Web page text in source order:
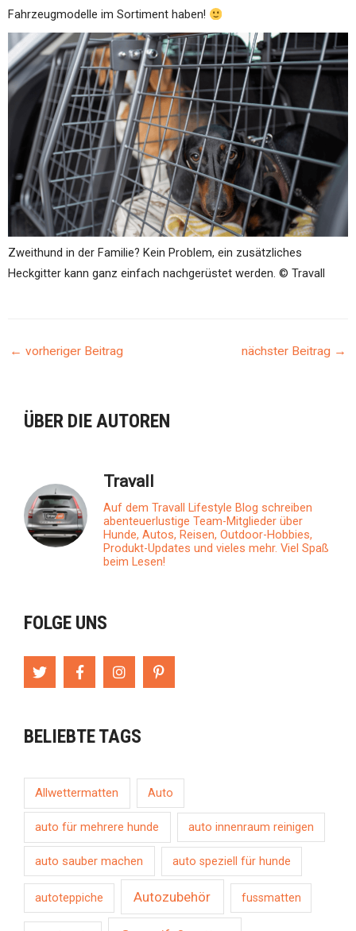
Fahrzeugmodelle im Sortiment haben!
Zweithund in der Familie? Kein Problem, ein zusätzliches
Heckgitter kann ganz einfach nachgerüstet werden. © Travall
← vorheriger Beitrag nächster Beitrag →
ÜBER DIE AUTOREN
Travall
Auf dem Travall Lifestyle Blog schreiben
abenteuerlustige Team-Mitglieder über
Hunde, Autos, Reisen, Outdoor-Hobbies,
Produkt-Updates und vieles mehr. Viel Spaß
beim Lesen!
FOLGE UNS
BELIEBTE TAGS
Allwettermatten Auto
auto für mehrere hunde auto innenraum reinigen
auto sauber machen auto speziell für hunde
autoteppiche Autozubehör fussmatten